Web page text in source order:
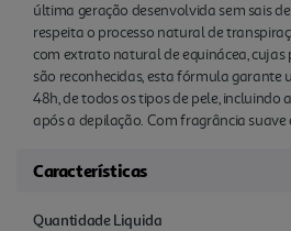
última geração desenvolvida sem sais
respeita o processo natural de
com extrato natural de equinácea,
são reconhecidas, esta fórmula garante
48h, de todos os tipos de pele, incluindo
após a depilação. Com fragrância suave
Características
Quantidade Liquida